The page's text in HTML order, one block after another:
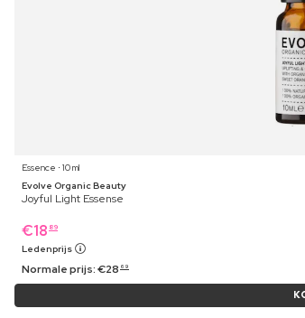
Essence ⋅ 10 ml
Evolve Organic Beauty
Joyful Light Essense
€18 89
Ledenprijs
Normale prijs:€28 69